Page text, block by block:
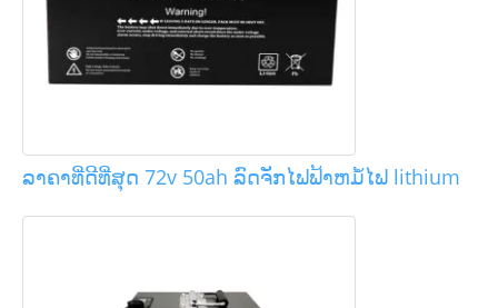
ລາຄາທີ່ດີທີ່ສຸດ 72v 50ah ລົດຈັກໄຟຟ້າຫມໍ້ໄຟ lithium